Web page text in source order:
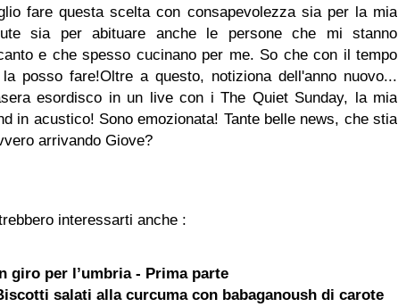
fare questa scelta con consapevolezza sia per la mia
sia per abituare anche le persone che mi stanno
e che spesso cucinano per me. So che con il tempo
posso fare!Oltre a questo, notiziona dell'anno nuovo...
esordisco in un live con i The Quiet Sunday, la mia
in acustico! Sono emozionata! Tante belle news, che stia
arrivando Giove?
interessarti anche :
giro per l’umbria - Prima parte
salati alla curcuma con babaganoush di carote